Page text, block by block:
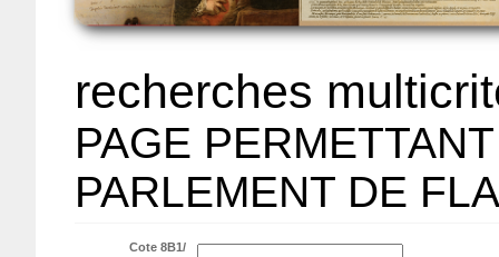
recherches
PAGE
PARLEMENT DE
Cote 8B1/